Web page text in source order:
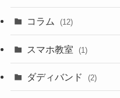
コラム (12)
スマホ教室 (1)
ダディバンド (2)